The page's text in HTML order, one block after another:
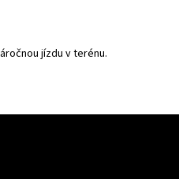
jízdu v terénu.